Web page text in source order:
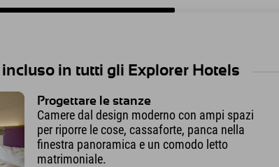
in tutti gli Explorer Hotels
Progettare le stanze
Camere dal design moderno con ampi spazi
per riporre le cose, cassaforte, panca nella
finestra panoramica e un comodo letto
matrimoniale.